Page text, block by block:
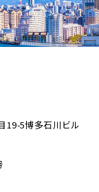
19-5博多石川ビル